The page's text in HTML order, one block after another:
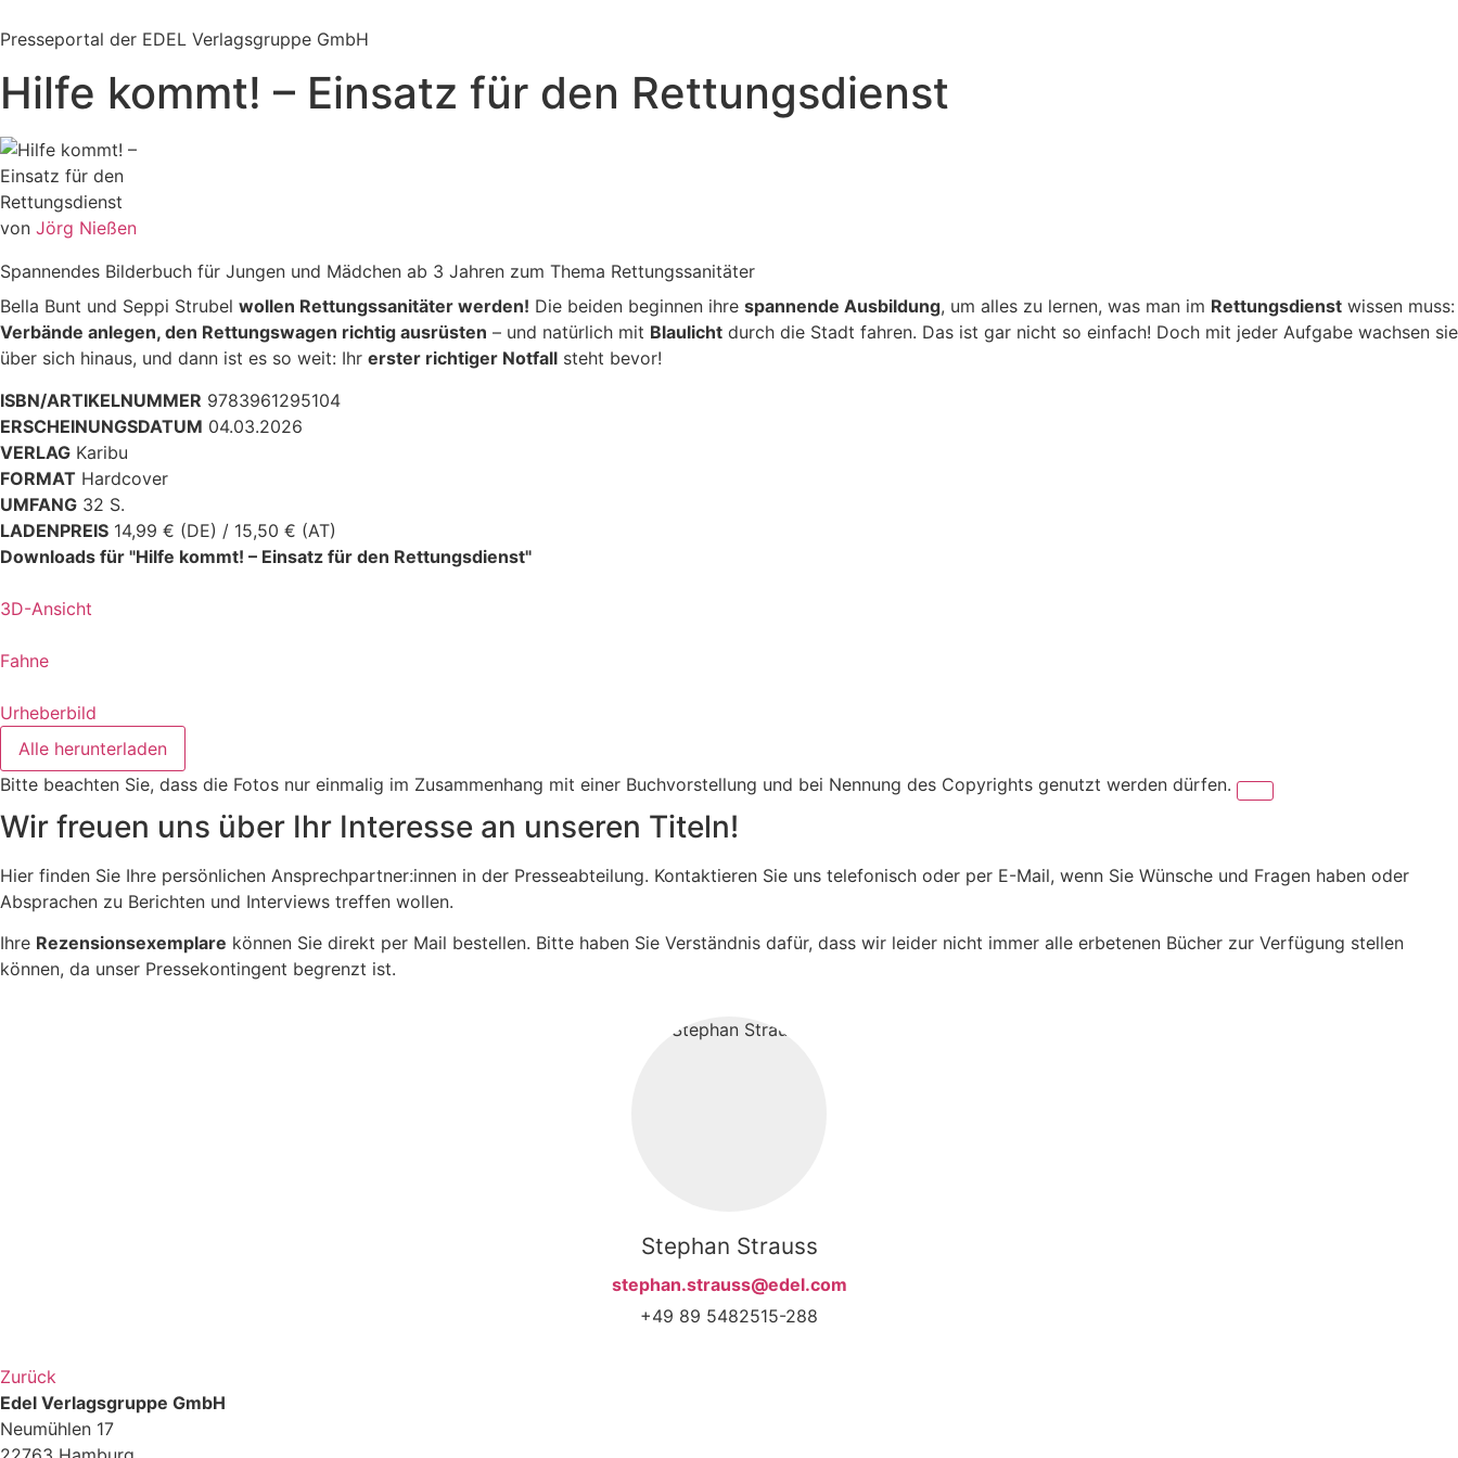
Inhalt
Presseportal der EDEL Verlagsgruppe GmbH
Hilfe kommt! – Einsatz für den Rettungsdienst
von Jörg Nießen
Spannendes Bilderbuch für Jungen und Mädchen ab 3 Jahren zum Thema Rettungssanitäter
Bella Bunt und Seppi Strubel wollen Rettungssanitäter werden! Die beiden beginnen ihre spannende Ausbildung, um alles zu lernen, was man im Rettungsdienst wissen muss:
Verbände anlegen, den Rettungswagen richtig ausrüsten – und natürlich mit Blaulicht durch die Stadt fahren. Das ist gar nicht so einfach! Doch mit jeder Aufgabe wachsen sie
über sich hinaus, und dann ist es so weit: Ihr erster richtiger Notfall steht bevor!
ISBN/ARTIKELNUMMER 9783961295104
ERSCHEINUNGSDATUM 04.03.2026
VERLAG Karibu
FORMAT Hardcover
UMFANG 32 S.
LADENPREIS 14,99 € (DE) / 15,50 € (AT)
Downloads für "Hilfe kommt! – Einsatz für den Rettungsdienst"
3D-Ansicht
Fahne
Urheberbild
Alle herunterladen
Bitte beachten Sie, dass die Fotos nur einmalig im Zusammenhang mit einer Buchvorstellung und bei Nennung des Copyrights genutzt werden dürfen.
Wir freuen uns über Ihr Interesse an unseren Titeln!
Hier finden Sie Ihre persönlichen Ansprechpartner:innen in der Presseabteilung. Kontaktieren Sie uns telefonisch oder per E-Mail, wenn Sie Wünsche und Fragen haben oder
Absprachen zu Berichten und Interviews treffen wollen.
Ihre Rezensionsexemplare können Sie direkt per Mail bestellen. Bitte haben Sie Verständnis dafür, dass wir leider nicht immer alle erbetenen Bücher zur Verfügung stellen
können, da unser Pressekontingent begrenzt ist.
Stephan Strauss
stephan.strauss@edel.com
+49 89 5482515-288
Zurück
Edel Verlagsgruppe GmbH
Neumühlen 17